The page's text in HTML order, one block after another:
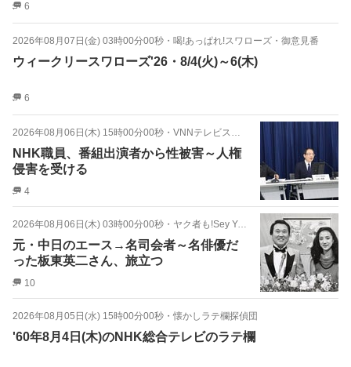
6
2026年08月07日(金) 03時00分00秒 ・ 喝!あっぱれ!スワローズ・御意見番
ウィークリースワローズ'26・8/4(火)～6(木)
6
2026年08月06日(木) 15時00分00秒 ・ VNNテレビスクープ!
NHK職員、番組出演者から性被害～人権
侵害を受ける
4
2026年08月06日(木) 03時00分00秒 ・ ヤク者も!Sey You!
元・中日のエース→名司会者～名俳優だ
った板東英二さん、旅立つ
10
2026年08月05日(水) 15時00分00秒 ・ 懐かしラテ欄探偵団
'60年8月4日(木)のNHK総合テレビのラテ欄